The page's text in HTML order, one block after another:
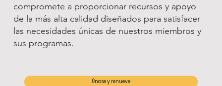
compromete a proporcionar recursos y apoyo
de la más alta calidad diseñados para satisfacer
las necesidades únicas de nuestros miembros y
sus programas.
Únase y renueve